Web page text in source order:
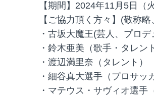
【期間】2024年11月5日（
【ご協力頂く方々】(敬称
・古坂大魔王(芸人、プロ
・鈴木亜美（歌手・タレン
・渡辺満里奈（タレント）
・細谷真大選手（プロサッ
・マテウス・サヴィオ選